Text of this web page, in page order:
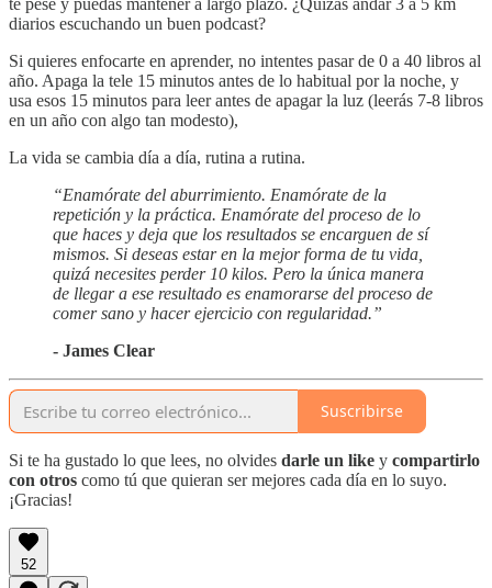
diarios escuchando un buen podcast?
Si quieres enfocarte en aprender, no intentes pasar de 0 a 40 libros al
año. Apaga la tele 15 minutos antes de lo habitual por la noche, y
usa esos 15 minutos para leer antes de apagar la luz (leerás 7-8 libros
en un año con algo tan modesto),
La vida se cambia día a día, rutina a rutina.
“Enamórate del aburrimiento. Enamórate de la
repetición y la práctica. Enamórate del proceso de lo
que haces y deja que los resultados se encarguen de sí
mismos. Si deseas estar en la mejor forma de tu vida,
quizá necesites perder 10 kilos. Pero la única manera
de llegar a ese resultado es enamorarse del proceso de
comer sano y hacer ejercicio con regularidad.”
- James Clear
Suscribirse
Si te ha gustado lo que lees, no olvides darle un like y compartirlo
con otros como tú que quieran ser mejores cada día en lo suyo.
¡Gracias!
52